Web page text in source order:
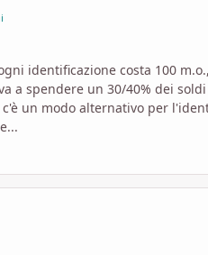
identificazione costa 100
a spendere un 30/40% dei
un modo alternativo per